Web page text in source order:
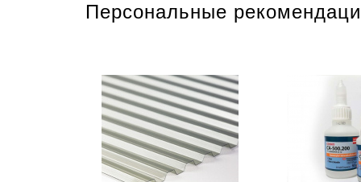
Персональные